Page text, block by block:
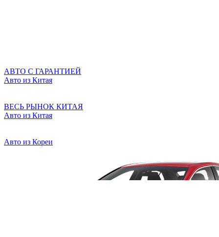
АВТО С ГАРАНТИЕЙ
Авто из Китая
ВЕСЬ РЫНОК КИТАЯ
Авто из Китая
Авто из Кореи